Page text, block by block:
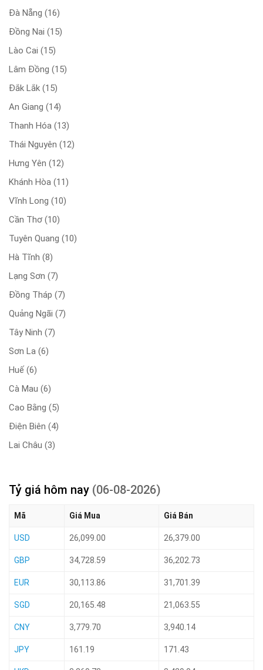
Đà Nẵng (16)
Đồng Nai (15)
Lào Cai (15)
Lâm Đồng (15)
Đắk Lắk (15)
An Giang (14)
Thanh Hóa (13)
Thái Nguyên (12)
Hưng Yên (12)
Khánh Hòa (11)
Vĩnh Long (10)
Cần Thơ (10)
Tuyên Quang (10)
Hà Tĩnh (8)
Lạng Sơn (7)
Đồng Tháp (7)
Quảng Ngãi (7)
Tây Ninh (7)
Sơn La (6)
Huế (6)
Cà Mau (6)
Cao Bằng (5)
Điện Biên (4)
Lai Châu (3)
Tỷ giá hôm nay (06-08-2026)
Mã Giá Mua Giá Bán
USD 26,099.00 26,379.00
GBP 34,728.59 36,202.73
EUR 30,113.86 31,701.39
SGD 20,165.48 21,063.55
CNY 3,779.70 3,940.14
JPY 161.19 171.43